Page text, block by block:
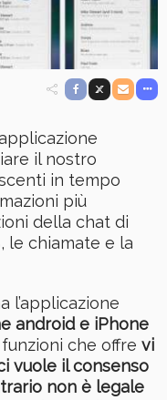
il nostro
in tempo
più
della chat di
le chiamate e la
l’applicazione
android e iPhone
che offre vi
vuole il consenso
non è legale